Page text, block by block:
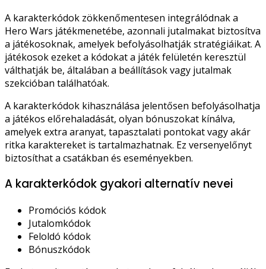
A karakterkódok zökkenőmentesen integrálódnak a
Hero Wars játékmenetébe, azonnali jutalmakat biztosítva
a játékosoknak, amelyek befolyásolhatják stratégiáikat. A
játékosok ezeket a kódokat a játék felületén keresztül
válthatják be, általában a beállítások vagy jutalmak
szekcióban találhatóak.
A karakterkódok kihasználása jelentősen befolyásolhatja
a játékos előrehaladását, olyan bónuszokat kínálva,
amelyek extra aranyat, tapasztalati pontokat vagy akár
ritka karaktereket is tartalmazhatnak. Ez versenyelőnyt
biztosíthat a csatákban és eseményekben.
A karakterkódok gyakori alternatív nevei
Promóciós kódok
Jutalomkódok
Feloldó kódok
Bónuszkódok